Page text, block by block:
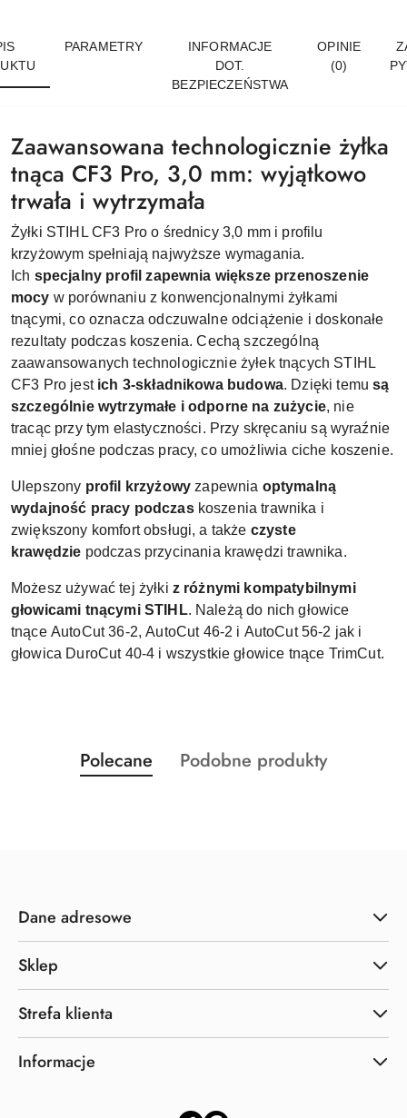
PARAMETRY
INFORMACJE
DOT.
BEZPIECZEŃSTWA
OPINIE
(0)
Zaawansowana technologicznie żyłka
tnąca CF3 Pro, 3,0 mm: wyjątkowo
trwała i wytrzymała
Żyłki STIHL CF3 Pro o średnicy 3,0 mm i profilu
krzyżowym spełniają najwyższe wymagania.
Ich specjalny profil zapewnia większe przenoszenie
mocy w porównaniu z konwencjonalnymi żyłkami
tnącymi, co oznacza odczuwalne odciążenie i doskonałe
rezultaty podczas koszenia. Cechą szczególną
zaawansowanych technologicznie żyłek tnących STIHL
CF3 Pro jest ich 3-składnikowa budowa. Dzięki temu są
szczególnie wytrzymałe i odporne na zużycie, nie
tracąc przy tym elastyczności. Przy skręcaniu są wyraźnie
mniej głośne podczas pracy, co umożliwia ciche koszenie.
Ulepszony profil krzyżowy zapewnia optymalną
wydajność pracy podczas koszenia trawnika i
zwiększony komfort obsługi, a także czyste
krawędzie podczas przycinania krawędzi trawnika.
Możesz używać tej żyłki z różnymi kompatybilnymi
głowicami tnącymi STIHL. Należą do nich głowice
tnące AutoCut 36-2, AutoCut 46-2 i AutoCut 56-2 jak i
głowica DuroCut 40-4 i wszystkie głowice tnące TrimCut.
Pomiń karuzelę produktów
Produkty
o
Polecane
Produkty
Podobne produkty
Dane adresowe
Sklep
Strefa klienta
Informacje